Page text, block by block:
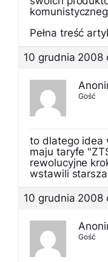
Pełna treść
10 grudnia 2008
Gość
to dlatego idea
maju taryfe
rewolucyjne
wstawili
10 grudnia 2008
Gość